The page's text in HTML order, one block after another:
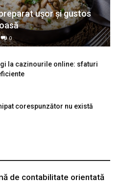
ușor și gustos
0
la cazinourile online: sfaturi
corespunzător nu există
de contabilitate orientată